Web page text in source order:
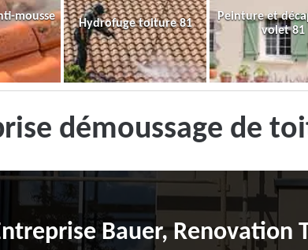
mousse
Hydrofuge toiture 81
Peinture et
volet 81
démoussage de
Bauer,